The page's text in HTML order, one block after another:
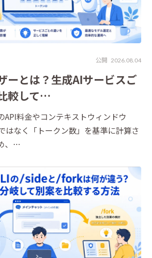
公開 2026.08.04
ーとは？生成AIサービスご
較して…
API料金やコンテキストウィンドウ
はなく「トークン数」を基準に計算さ
、…